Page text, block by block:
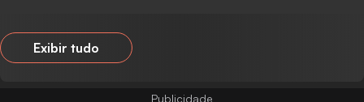
Exibir tudo